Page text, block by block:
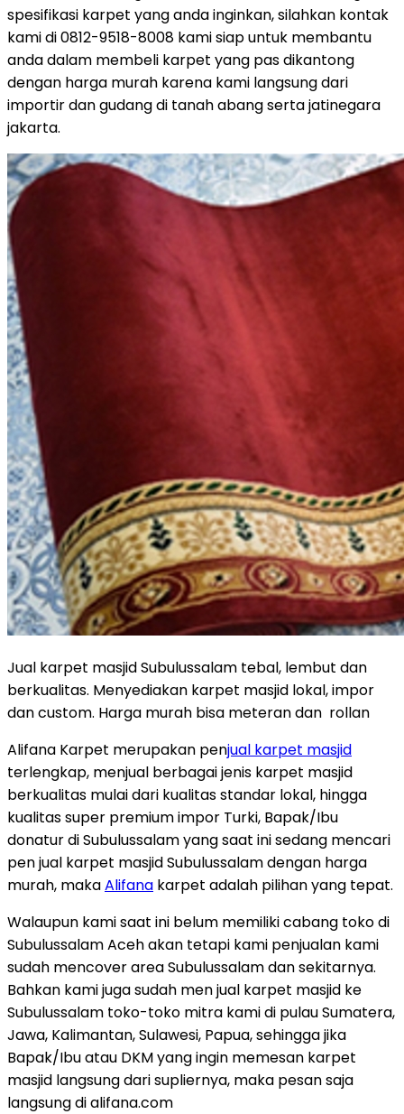
spesifikasi karpet yang anda inginkan, silahkan kontak
kami di 0812-9518-8008 kami siap untuk membantu
anda dalam membeli karpet yang pas dikantong
dengan harga murah karena kami langsung dari
importir dan gudang di tanah abang serta jatinegara
jakarta.
Jual karpet masjid Subulussalam tebal, lembut dan
berkualitas. Menyediakan karpet masjid lokal, impor
dan custom. Harga murah bisa meteran dan rollan
Alifana Karpet merupakan penjual karpet masjid
terlengkap, menjual berbagai jenis karpet masjid
berkualitas mulai dari kualitas standar lokal, hingga
kualitas super premium impor Turki, Bapak/Ibu
donatur di Subulussalam yang saat ini sedang mencari
pen jual karpet masjid Subulussalam dengan harga
murah, makaAlifana karpet adalah pilihan yang tepat.
Walaupun kami saat ini belum memiliki cabang toko di
Subulussalam Aceh akan tetapi kami penjualan kami
sudah mencover area Subulussalam dan sekitarnya.
Bahkan kami juga sudah men jual karpet masjid ke
Subulussalam toko-toko mitra kami di pulau Sumatera,
Jawa, Kalimantan, Sulawesi, Papua, sehingga jika
Bapak/Ibu atau DKM yang ingin memesan karpet
masjid langsung dari supliernya, maka pesan saja
langsung di alifana.com